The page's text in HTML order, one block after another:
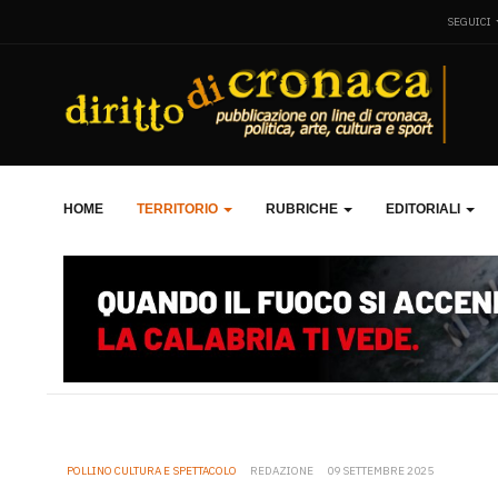
SEGUICI
HOME TERRITORIO RUBRICHE EDITORIALI
POLLINO CULTURA E SPETTACOLO REDAZIONE 09 SETTEMBRE 2025